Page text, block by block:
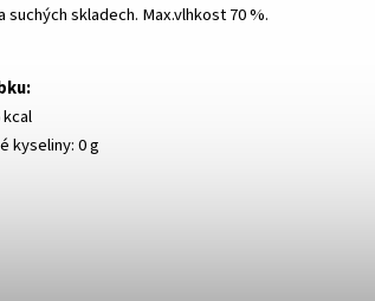
suchých skladech. Max.vlhkost 70 %.
kcal
kyseliny: 0 g